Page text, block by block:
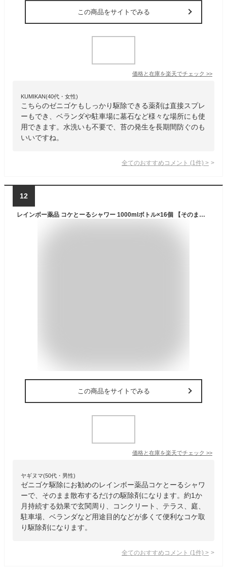
この商品をサイトでみる
価格と在庫を楽天でチェック >>
KUMIKAN(40代・女性)
こちらのゼニゴケもしっかり駆除できる薬剤は直接スプレ
ーもでき、ベランダや駐車場に墓石など様々な場所にも使
用できます。水洗いも不要で、苔の発生を長期間防ぐのも
いいですね。
全てのおすすめコメント (1 件) >
12
レインボー薬品 コケとーるシャワー 1000mlボトル×16個 【そのまま散布するだけ シャワータイプ 苔 コケ ゼニゴケ 駆除剤 約1ヶ月持続 玄関周り コンクリート テラス 庭 駐車場 ベランダ 玄関先 墓】【おしゃれ おすすめ】[CB99]
この商品をサイトでみる
価格と在庫を楽天でチェック >>
ヤギヌマ(50代・男性)
ゼニゴケ駆除にお勧めのレインボー薬品コケとーるシャワ
ーで、そのまま散布するだけの駆除剤になります。約1か
月持続する効果で玄関周り、コンクリート、テラス、庭、
駐車場、ベランダなど用途目的などが多くて便利なコケ取
り駆除剤になります。
全てのおすすめコメント (1 件) >